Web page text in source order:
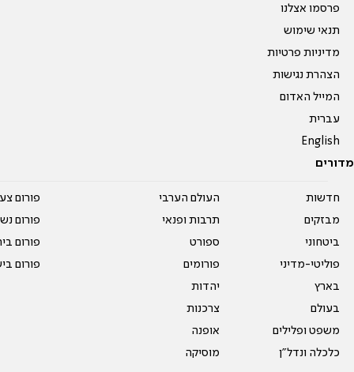
פרסמו אצלנו
תנאי שימוש
מדיניות פרטיות
הצהרת נגישות
המייל האדום
עברית
English
מדורים
חדשות
מבזקים
ביטחוני
פוליטי-מדיני
בארץ
בעולם
משפט ופלילים
כלכלה ונדל"ן
העולם הערבי
תרבות ופנאי
ספורט
פורומים
יהדות
צרכנות
אופנה
מוסיקה
פורום
פורום
פורום
פורום